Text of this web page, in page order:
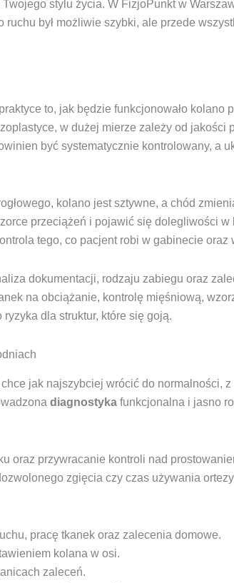
stylu życia. W FizjoPunkt w
był możliwie szybki, ale przede
to, jak będzie funkcjonowało kolano
w dużej mierze zależy od jakości
być systematycznie kontrolowany, a
kolano jest sztywne, a chód
przeciążeń i pojawić się dolegliwości w
tego, co pacjent robi w gabinecie oraz
dokumentacji, rodzaju zabiegu oraz
na obciążanie, kontrolę mięśniową,
dla struktur, które się goją.
jak najszybciej wrócić do normalności,
diagnostyka funkcjonalna i jasno
oraz przywracanie kontroli nad
zgięcia czy czas używania
pracę tkanek oraz zalecenia domowe.
kolana w osi.
zaleceń.